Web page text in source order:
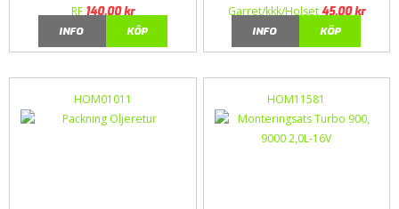
RF 140,00kr
INFO
KÖP
Garret/kkk/Holset 45,00kr
INFO
KÖP
HOM01011 HOM11581